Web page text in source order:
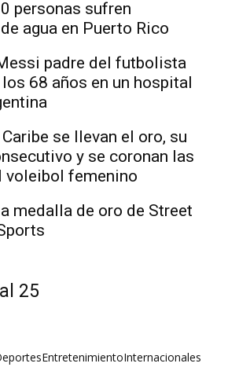
personas sufren
agua en Puerto Rico
padre del futbolista
68 años en un hospital
se llevan el oro, su
y se coronan las
voleibol femenino
medalla de oro de Street
25
EntretenimientoInternacionales